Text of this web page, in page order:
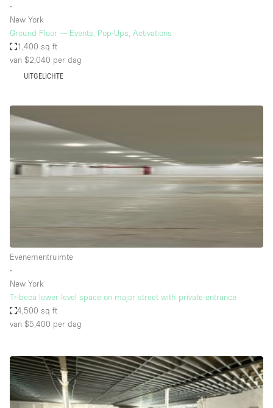
Atelier / Werkplaats
Boetiek / Winkel
Boot
Container
Creatieve ruimte
Dak
Hal
Kantoorruimte
Kraampje / Kiosk / Stalletje
Kraampje / Marktkraam
Markt / Festival
Ontvangsthal
∙
New York
Ground Floor — Events, Pop-Ups, Activations
1,400 sq ft
van $2,040 per dag
UITGELICHTE
Evenementruimte
∙
New York
Tribeca lower level space on major street with private entrance
4,500 sq ft
van $5,400 per dag